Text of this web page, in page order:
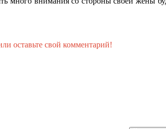
оставьте свой комментарий!